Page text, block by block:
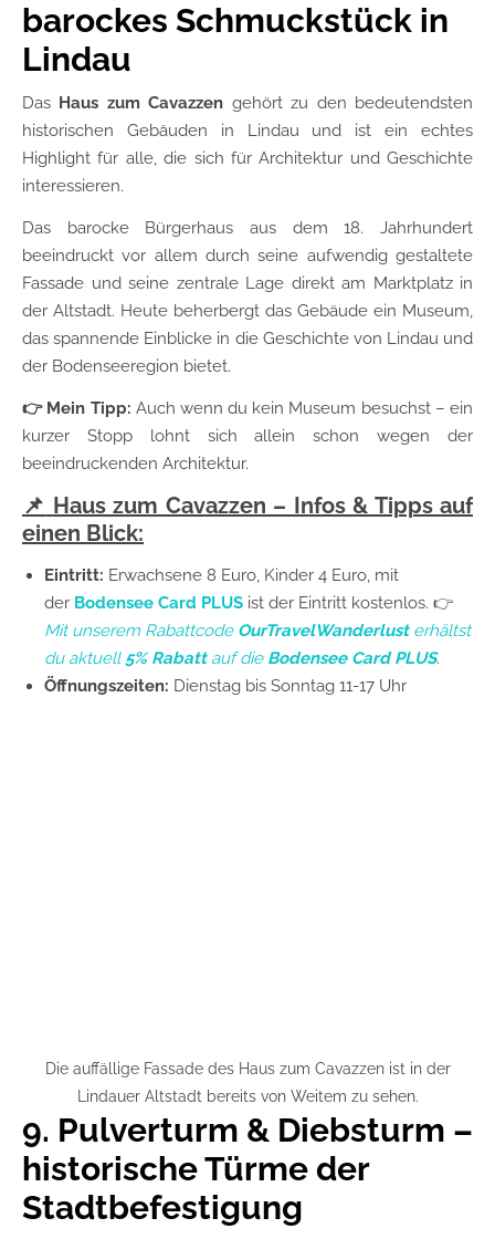
barockes Schmuckstück in
Lindau
Das Haus zum Cavazzen gehört zu den bedeutendsten
historischen Gebäuden in Lindau und ist ein echtes
Highlight für alle, die sich für Architektur und Geschichte
interessieren.
Das barocke Bürgerhaus aus dem 18. Jahrhundert
beeindruckt vor allem durch seine aufwendig gestaltete
Fassade und seine zentrale Lage direkt am Marktplatz in
der Altstadt. Heute beherbergt das Gebäude ein Museum,
das spannende Einblicke in die Geschichte von Lindau und
der Bodenseeregion bietet.
👉 Mein Tipp: Auch wenn du kein Museum besuchst – ein
kurzer Stopp lohnt sich allein schon wegen der
beeindruckenden Architektur.
📌 Haus zum Cavazzen – Infos & Tipps auf
einen Blick:
Eintritt: Erwachsene 8 Euro, Kinder 4 Euro, mit
der Bodensee Card PLUS ist der Eintritt kostenlos. 👉
Mit unserem Rabattcode OurTravelWanderlusterhältst
du aktuell 5% Rabattauf die Bodensee Card PLUS.
Öffnungszeiten: Dienstag bis Sonntag 11-17 Uhr
Die auffällige Fassade des Haus zum Cavazzen ist in der
Lindauer Altstadt bereits von Weitem zu sehen.
9. Pulverturm & Diebsturm –
historische Türme der
Stadtbefestigung